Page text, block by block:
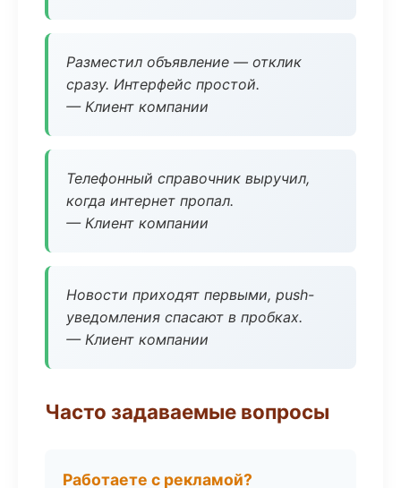
Разместил объявление — отклик
сразу. Интерфейс простой.
— Клиент компании
Телефонный справочник выручил,
когда интернет пропал.
— Клиент компании
Новости приходят первыми, push-
уведомления спасают в пробках.
— Клиент компании
Часто задаваемые вопросы
Работаете с рекламой?